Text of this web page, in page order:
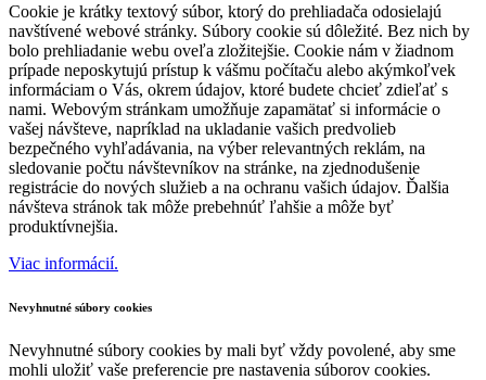
Cookie je krátky textový súbor, ktorý do prehliadača odosielajú
navštívené webové stránky. Súbory cookie sú dôležité. Bez nich by
bolo prehliadanie webu oveľa zložitejšie. Cookie nám v žiadnom
prípade neposkytujú prístup k vášmu počítaču alebo akýmkoľvek
informáciam o Vás, okrem údajov, ktoré budete chcieť zdieľať s
nami. Webovým stránkam umožňuje zapamätať si informácie o
vašej návšteve, napríklad na ukladanie vašich predvolieb
bezpečného vyhľadávania, na výber relevantných reklám, na
sledovanie počtu návštevníkov na stránke, na zjednodušenie
registrácie do nových služieb a na ochranu vašich údajov. Ďalšia
návšteva stránok tak môže prebehnúť ľahšie a môže byť
produktívnejšia.
Viac informácií.
Nevyhnutné súbory cookies
Nevyhnutné súbory cookies by mali byť vždy povolené, aby sme
mohli uložiť vaše preferencie pre nastavenia súborov cookies.